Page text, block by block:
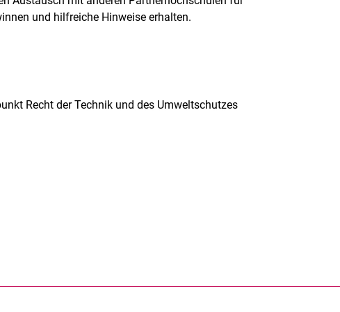
und hilfreiche Hinweise erhalten.
Recht der Technik und des Umweltschutzes
(externer Link, öffnet neues Fenster)
teilen (externer Link, öffnet neues Fenster)